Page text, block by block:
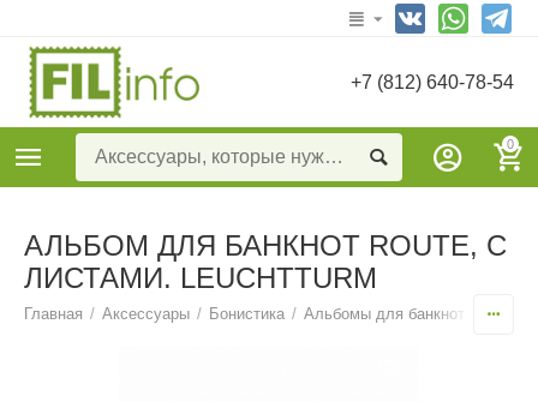
+7 (812) 640-78-54
0
АЛЬБОМ ДЛЯ БАНКНОТ ROUTE, С
ЛИСТАМИ. LEUCHTTURM
Главная / Аксессуары / Бонистика / Альбомы для банкнот с